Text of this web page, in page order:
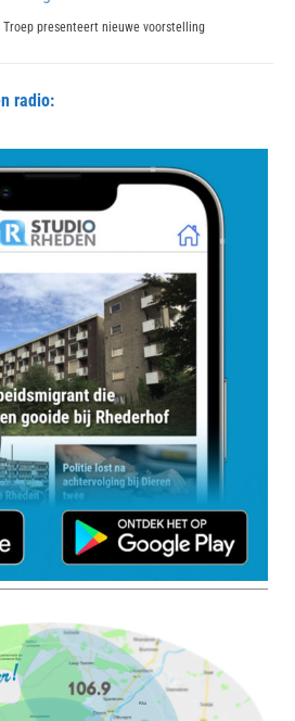
presenteert nieuwe voorstelling
radio: